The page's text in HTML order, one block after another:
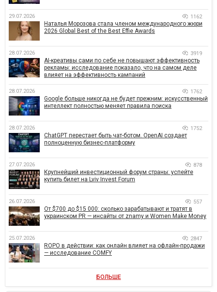
29.07.2026 1162
Наталья Морозова стала членом международного жюри
2026 Global Best of the Best Effie Awards
28.07.2026 3919
AI-креативы сами по себе не повышают эффективность
рекламы: исследование показало, что на самом деле
влияет на эффективность кампаний
28.07.2026 1762
Google больше никогда не будет прежним: искусственный
интеллект полностью меняет правила поиска
28.07.2026 1752
ChatGPT перестает быть чат-ботом. OpenAI создает
полноценную бизнес-платформу
27.07.2026 878
Крупнейший инвестиционный форум страны: успейте
купить билет на Lviv Invest Forum
26.07.2026 557
От $700 до $15 000: сколько зарабатывают и тратят в
украинском PR — инсайты от znamy и Women Make Money
25.07.2026 2847
ROPO в действии: как онлайн влияет на офлайн-продажи
— исследование COMFY
БОЛЬШЕ